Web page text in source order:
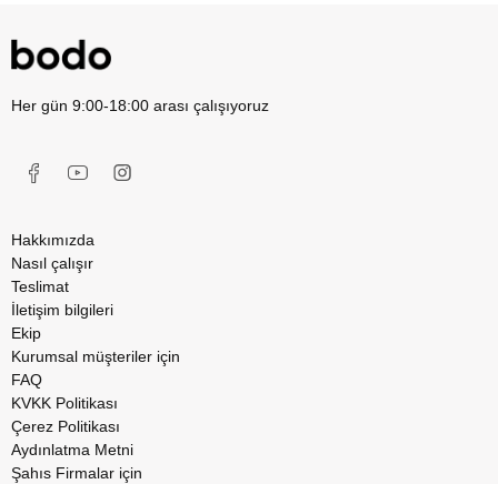
Her gün 9:00-18:00 arası çalışıyoruz
Hakkımızda
Nasıl çalışır
Teslimat
İletişim bilgileri
Ekip
Kurumsal müşteriler için
FAQ
KVKK Politikası
Çerez Politikası
Aydınlatma Metni
Şahıs Firmalar için